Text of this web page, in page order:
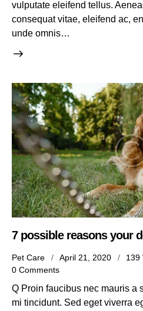
vulputate eleifend tellus.
consequat vitae, eleifend ac,
unde omnis…
7 possible reasons your
Pet Care April 21, 2020 139
0 Comments
Q Proin faucibus nec mauris a
mi tincidunt. Sed eget viverra